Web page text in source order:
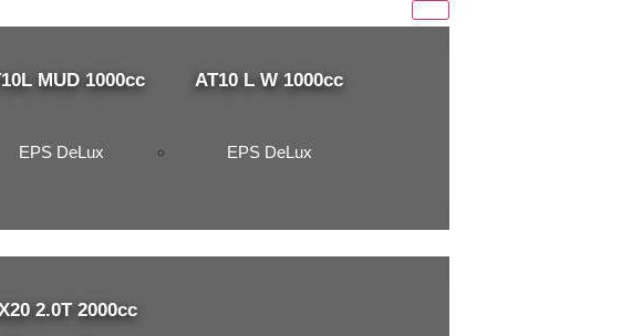
MUD 1000cc
EPS DeLux
AT10 L W 1000cc
EPS DeLux
2.0T 2000cc